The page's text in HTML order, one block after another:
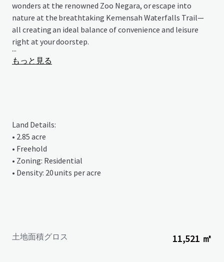
wonders at the renowned Zoo Negara, or escape into
nature at the breathtaking Kemensah Waterfalls Trail—
all creating an ideal balance of convenience and leisure
right at your doorstep.
...
もっと見る
Land Details:
• 2.85 acre
• Freehold
• Zoning: Residential
• Density: 20 units per acre
土地面積グロス 11,521 ㎡